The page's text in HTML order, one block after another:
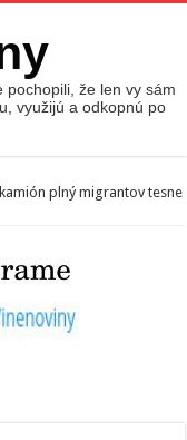
pochopili, že len vy sám
využijú a odkopnú po
plný migrantov tesne